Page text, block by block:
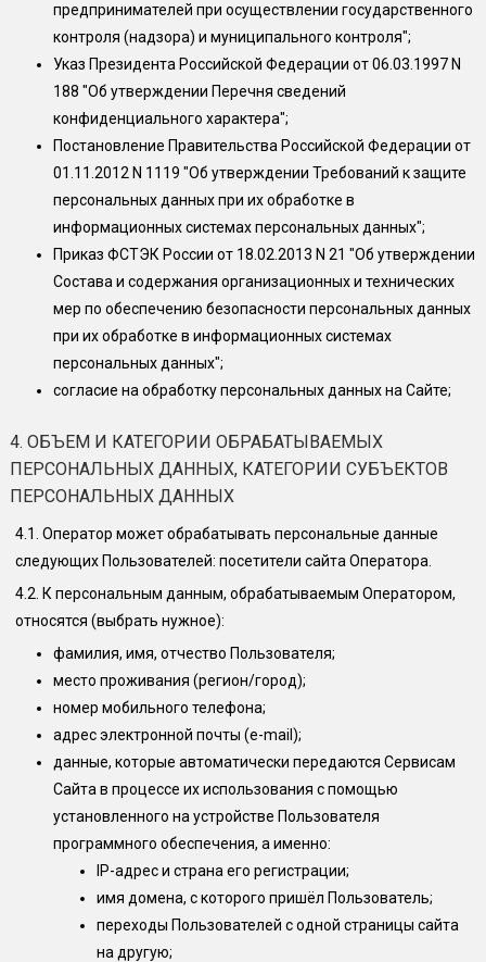
предпринимателей при осуществлении государственного
контроля (надзора) и муниципального контроля";
Указ Президента Российской Федерации от 06.03.1997 N
188 "Об утверждении Перечня сведений
конфиденциального характера";
Постановление Правительства Российской Федерации от
01.11.2012 N 1119 "Об утверждении Требований к защите
персональных данных при их обработке в
информационных системах персональных данных";
Приказ ФСТЭК России от 18.02.2013 N 21 "Об утверждении
Состава и содержания организационных и технических
мер по обеспечению безопасности персональных данных
при их обработке в информационных системах
персональных данных";
согласие на обработку персональных данных на Сайте;
4. ОБЪЕМ И КАТЕГОРИИ ОБРАБАТЫВАЕМЫХ
ПЕРСОНАЛЬНЫХ ДАННЫХ, КАТЕГОРИИ СУБЪЕКТОВ
ПЕРСОНАЛЬНЫХ ДАННЫХ
4.1. Оператор может обрабатывать персональные данные
следующих Пользователей: посетители сайта Оператора.
4.2. К персональным данным, обрабатываемым Оператором,
относятся (выбрать нужное):
фамилия, имя, отчество Пользователя;
место проживания (регион/город);
номер мобильного телефона;
адрес электронной почты (e-mail);
данные, которые автоматически передаются Сервисам
Сайта в процессе их использования с помощью
установленного на устройстве Пользователя
программного обеспечения, а именно:
IP-адрес и страна его регистрации;
имя домена, с которого пришёл Пользователь;
переходы Пользователей с одной страницы сайта
на другую;